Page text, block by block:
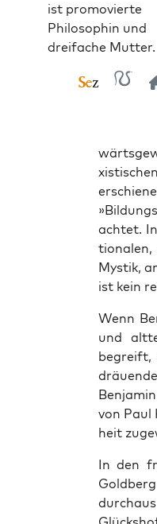
ist promovierte
Philosophin und
dreifache Mutter.
ach­tet.
Mys­tik,
ist kein
Wenn
und
begreift,
von Paul
heit
In den